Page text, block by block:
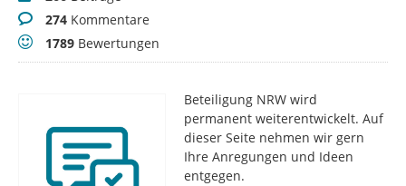
Kommentare
274 Kommentare
Bewertungen
1789 Bewertungen
Beteiligung NRW wird
permanent weiterentwickelt. Auf
dieser Seite nehmen wir gern
Ihre Anregungen und Ideen
entgegen.